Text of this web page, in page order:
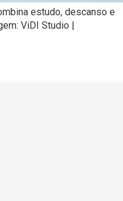
estudo, descanso e
ViDI Studio |